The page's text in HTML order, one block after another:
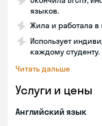
языков.
Жила и работала
Использует
каждому студенту.
Читать дальше
Услуги и цены
Английский язык